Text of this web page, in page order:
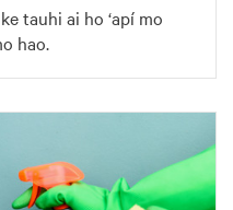
tauhi ai ho ‘apí mo
hao.